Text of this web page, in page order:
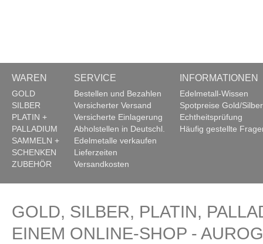
WAREN
GOLD
SILBER
PLATIN +
PALLADIUM
SAMMELN +
SCHENKEN
ZUBEHÖR
SERVICE
Bestellen und Bezahlen
Versicherter Versand
Versicherte Einlagerung
Abholstellen in Deutschl.
Edelmetalle verkaufen
Lieferzeiten
Versandkosten
INFORMATIONEN
Edelmetall-Wissen
Spotpreise Gold/Silber
Echtheitsprüfung
Häufig gestellte
GOLD, SILBER, PLATIN,
EINEM ONLINE-SHOP -